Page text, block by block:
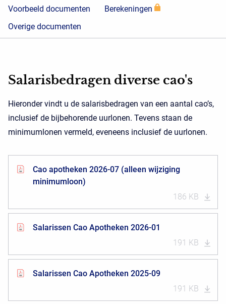
Voorbeeld documenten
Berekeningen
Overige documenten
Salarisbedragen diverse cao's
Hieronder vindt u de salarisbedragen van een aantal cao’s,
inclusief de bijbehorende uurlonen. Tevens staan de
minimumlonen vermeld, eveneens inclusief de uurlonen.
Cao apotheken 2026-07 (alleen wijziging
minimumloon)
186 KB
Salarissen Cao Apotheken 2026-01
191 KB
Salarissen Cao Apotheken 2025-09
191 KB